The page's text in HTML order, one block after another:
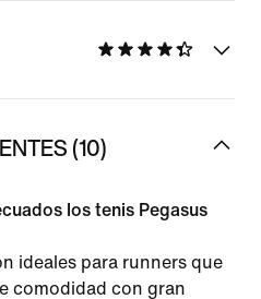
(10)
los tenis Pegasus
ideales para runners que
comodidad con gran